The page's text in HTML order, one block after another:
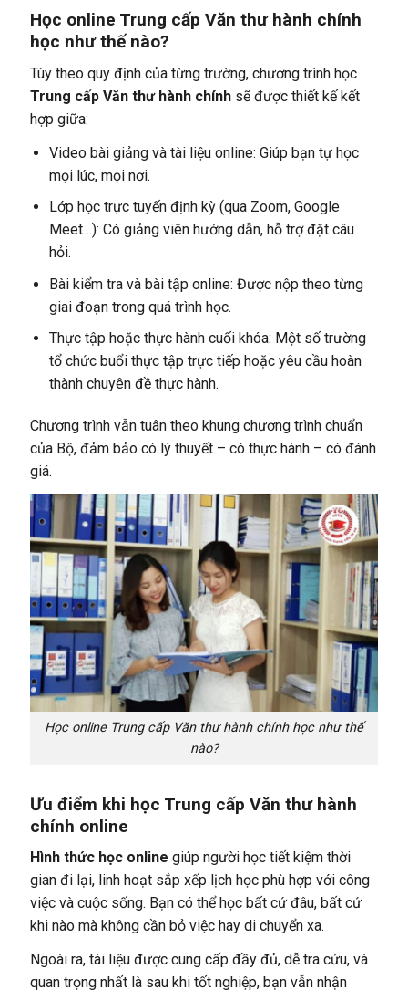
Học online Trung cấp Văn thư hành chính
học như thế nào?
Tùy theo quy định của từng trường, chương trình học
Trung cấp Văn thư hành chínhsẽ được thiết kế kết
hợp giữa:
Video bài giảng và tài liệu online: Giúp bạn tự học
mọi lúc, mọi nơi.
Lớp học trực tuyến định kỳ (qua Zoom, Google
Meet…): Có giảng viên hướng dẫn, hỗ trợ đặt câu
hỏi.
Bài kiểm tra và bài tập online: Được nộp theo từng
giai đoạn trong quá trình học.
Thực tập hoặc thực hành cuối khóa: Một số trường
tổ chức buổi thực tập trực tiếp hoặc yêu cầu hoàn
thành chuyên đề thực hành.
Chương trình vẫn tuân theo khung chương trình chuẩn
của Bộ, đảm bảo có lý thuyết – có thực hành – có đánh
giá.
Học online Trung cấp Văn thư hành chính học như thế
nào?
Ưu điểm khi học Trung cấp Văn thư hành
chính online
Hình thức học online giúp người học tiết kiệm thời
gian đi lại, linh hoạt sắp xếp lịch học phù hợp với công
việc và cuộc sống. Bạn có thể học bất cứ đâu, bất cứ
khi nào mà không cần bỏ việc hay di chuyển xa.
Ngoài ra, tài liệu được cung cấp đầy đủ, dễ tra cứu, và
quan trọng nhất là sau khi tốt nghiệp, bạn vẫn nhận